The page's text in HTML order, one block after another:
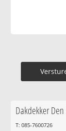
Dakdekker Den
T: 085-7600726